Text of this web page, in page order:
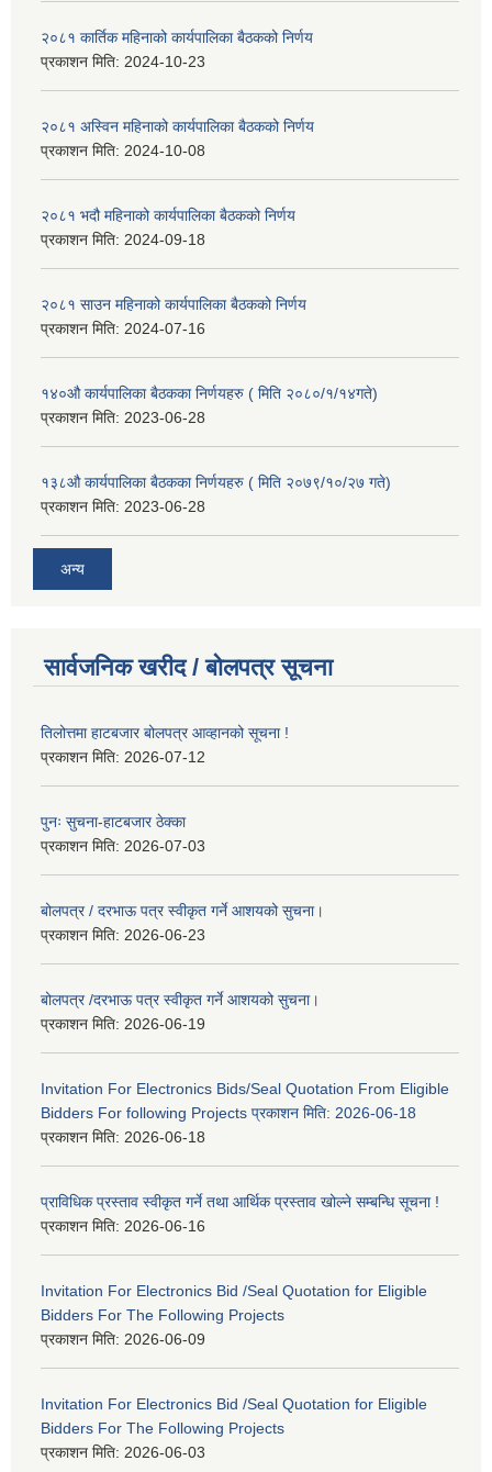
२०८१ कार्तिक महिनाको कार्यपालिका बैठकको निर्णय
प्रकाशन मिति: 2024-10-23
२०८१ अस्विन महिनाको कार्यपालिका बैठकको निर्णय
प्रकाशन मिति: 2024-10-08
२०८१ भदौ महिनाको कार्यपालिका बैठकको निर्णय
प्रकाशन मिति: 2024-09-18
२०८१ साउन महिनाको कार्यपालिका बैठकको निर्णय
प्रकाशन मिति: 2024-07-16
१४०औ कार्यपालिका बैठकका निर्णयहरु ( मिति २०८०/१/१४गते)
प्रकाशन मिति: 2023-06-28
१३८औ कार्यपालिका बैठकका निर्णयहरु ( मिति २०७९/१०/२७ गते)
प्रकाशन मिति: 2023-06-28
अन्य
सार्वजनिक खरीद / बोलपत्र सूचना
तिलोत्तमा हाटबजार बोलपत्र आव्हानको सूचना !
प्रकाशन मिति: 2026-07-12
पुनः सुचना-हाटबजार ठेक्का
प्रकाशन मिति: 2026-07-03
बोलपत्र / दरभाऊ पत्र स्वीकृत गर्ने आशयको सुचना।
प्रकाशन मिति: 2026-06-23
बोलपत्र /दरभाऊ पत्र स्वीकृत गर्ने आशयको सुचना।
प्रकाशन मिति: 2026-06-19
Invitation For Electronics Bids/Seal Quotation From Eligible
Bidders For following Projects प्रकाशन मिति: 2026-06-18
प्रकाशन मिति: 2026-06-18
प्राविधिक प्रस्ताव स्वीकृत गर्ने तथा आर्थिक प्रस्ताव खोल्ने सम्बन्धि सूचना !
प्रकाशन मिति: 2026-06-16
Invitation For Electronics Bid /Seal Quotation for Eligible
Bidders For The Following Projects
प्रकाशन मिति: 2026-06-09
Invitation For Electronics Bid /Seal Quotation for Eligible
Bidders For The Following Projects
प्रकाशन मिति: 2026-06-03